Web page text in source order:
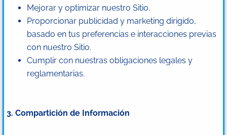
Mejorar y optimizar nuestro Sitio.
Proporcionar publicidad y marketing dirigido,
basado en tus preferencias e interacciones previas
con nuestro Sitio.
Cumplir con nuestras obligaciones legales y
reglamentarias.
3. Compartición de Información